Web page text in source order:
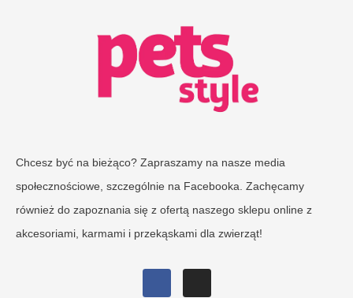
Chcesz być na bieżąco? Zapraszamy na nasze media
społecznościowe, szczególnie na Facebooka. Zachęcamy
również do zapoznania się z ofertą naszego sklepu online z
akcesoriami, karmami i przekąskami dla zwierząt!